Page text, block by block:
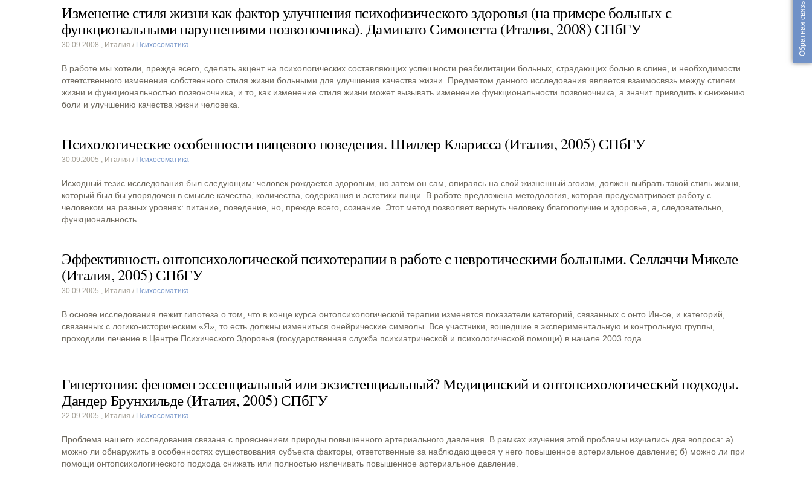
Изменение стиля жизни как фактор улучшения психофизического здоровья (на примере больных с
функциональными нарушениями позвоночника). Даминато Симонетта (Италия, 2008) СПбГУ
30.09.2008 , Италия / Психосоматика
В работе мы хотели, прежде всего, сделать акцент на психологических составляющих успешности реабилитации больных, страдающих болью в спине, и необходимости
ответственного изменения собственного стиля жизни больными для улучшения качества жизни. Предметом данного исследования является взаимосвязь между стилем
жизни и функциональностью позвоночника, и то, как изменение стиля жизни может вызывать изменение функциональности позвоночника, а значит приводить к снижению
боли и улучшению качества жизни человека.
Психологические особенности пищевого поведения. Шиллер Кларисса (Италия, 2005) СПбГУ
30.09.2005 , Италия / Психосоматика
Исходный тезис исследования был следующим: человек рождается здоровым, но затем он сам, опираясь на свой жизненный эгоизм, должен выбрать такой стиль жизни,
который был бы упорядочен в смысле качества, количества, содержания и эстетики пищи. В работе предложена методология, которая предусматривает работу с
человеком на разных уровнях: питание, поведение, но, прежде всего, сознание. Этот метод позволяет вернуть человеку благополучие и здоровье, а, следовательно,
функциональность.
Эффективность онтопсихологической психотерапии в работе с невротическими больными. Селлаччи Микеле
(Италия, 2005) СПбГУ
30.09.2005 , Италия / Психосоматика
В основе исследования лежит гипотеза о том, что в конце курса онтопсихологической терапии изменятся показатели категорий, связанных с онто Ин-се, и категорий,
связанных с логико-историческим «Я», то есть должны измениться онейрические символы. Все участники, вошедшие в экспериментальную и контрольную группы,
проходили лечение в Центре Психического Здоровья (государственная служба психиатрической и психологической помощи) в начале 2003 года.
Гипертония: феномен эссенциальный или экзистенциальный? Медицинский и онтопсихологический подходы.
Дандер Брунхильде (Италия, 2005) СПбГУ
22.09.2005 , Италия / Психосоматика
Проблема нашего исследования связана с прояснением природы повышенного артериального давления. В рамках изучения этой проблемы изучались два вопроса: a)
можно ли обнаружить в особенностях существования субъекта факторы, ответственные за наблюдающееся у него повышенное артериальное давление; б) можно ли при
помощи онтопсихологического подхода снижать или полностью излечивать повышенное артериальное давление.
Обратная связь